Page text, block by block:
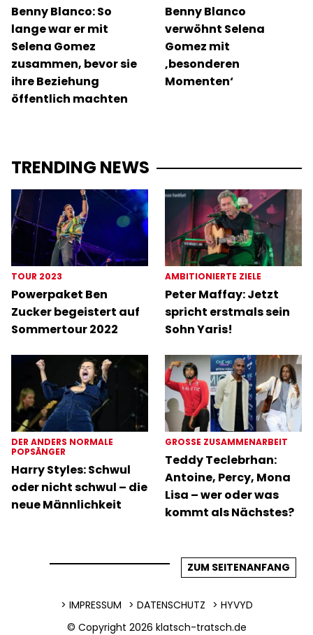
Benny Blanco: So
lange war er mit
Selena Gomez
zusammen, bevor sie
ihre Beziehung
öffentlich machten
Benny Blanco
verwöhnt Selena
Gomez mit
‚besonderen
Momenten‘
TRENDING NEWS
TOUR 2023
Powerpaket Ben
Zucker begeistert auf
Sommertour 2022
AMBITIONIERTE ZIELE
Peter Maffay: Jetzt
spricht erstmals sein
Sohn Yaris!
DER ANDERS NORMALE
POPSÄNGER
Harry Styles: Schwul
oder nicht schwul – die
neue Männlichkeit
GROSSE ZUSAMMENARBEIT
Teddy Teclebrhan:
Antoine, Percy, Mona
Lisa – wer oder was
kommt als Nächstes?
ZUM SEITENANFANG
IMPRESSUM DATENSCHUTZ
HYVYD
© Copyright 2026 klatsch-tratsch.de